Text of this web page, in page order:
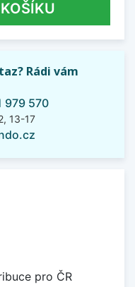
Rádi vám
979 570
13-17
pro ČR